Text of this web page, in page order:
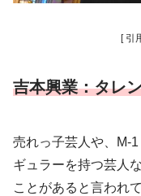
[ 引
吉本興業：タレ
売れっ子芸人や、M-
ギュラーを持つ芸人
ことがあると言われ